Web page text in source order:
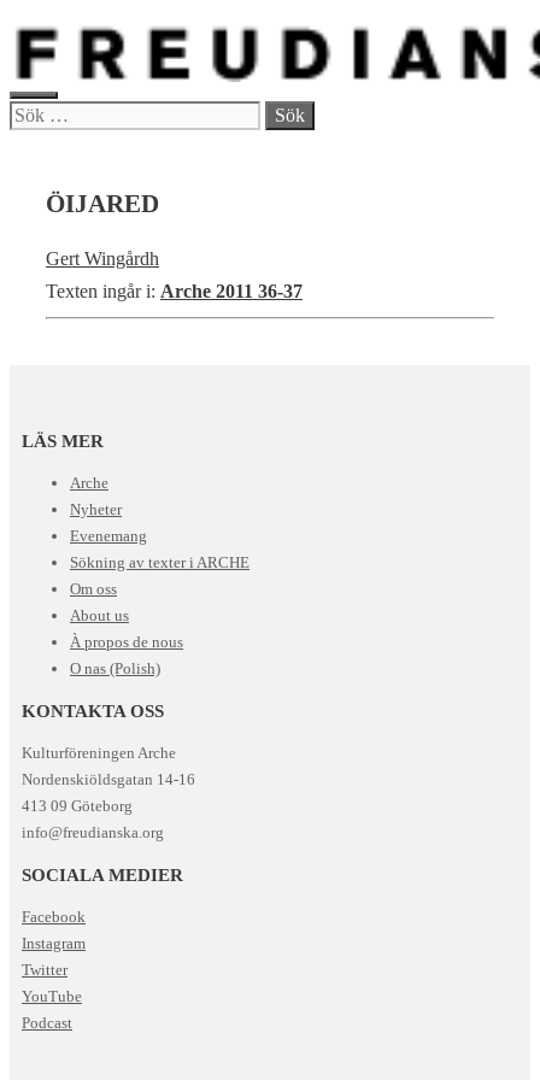
Hoppa
innehåll
MENY
Sök
ÖIJARED
Gert Wingårdh
Texten ingår i: Arche 2011 36-37
LÄS MER
Arche
Nyheter
Evenemang
Sökning av texter i ARCHE
Om oss
About us
À propos de nous
O nas (Polish)
KONTAKTA OSS
Kulturföreningen Arche
Nordenskiöldsgatan 14-16
413 09 Göteborg
info@freudianska.org
SOCIALA MEDIER
Facebook
Instagram
Twitter
YouTube
Podcast